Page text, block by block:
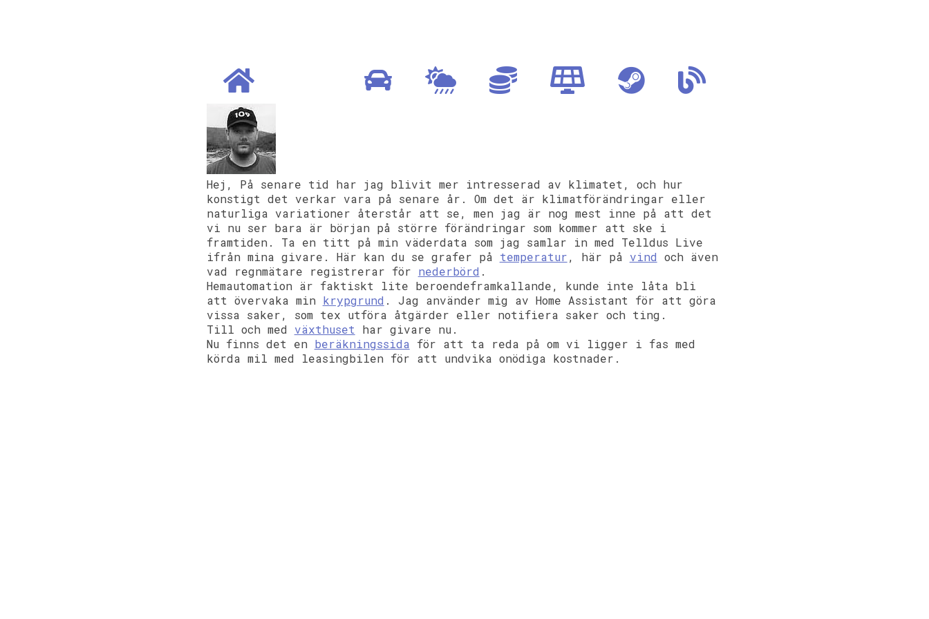
Hej, På senare tid har jag blivit mer intresserad av klimatet, och hur
konstigt det verkar vara på senare år. Om det är klimatförändringar eller
naturliga variationer återstår att se, men jag är nog mest inne på att det
vi nu ser bara är början på större förändringar som kommer att ske i
framtiden. Ta en titt på min väderdata som jag samlar in med Telldus Live
ifrån mina givare. Här kan du se grafer på temperatur, här på vind och även
vad regnmätare registrerar för nederbörd .
Hemautomation är faktiskt lite beroendeframkallande, kunde inte låta bli
att övervaka min krypgrund . Jag använder mig av Home Assistant för att göra
vissa saker, som tex utföra åtgärder eller notifiera saker och ting.
Till och med växthuset har givare nu.
Nu finns det en beräkningssida för att ta reda på om vi ligger i fas med
körda mil med leasingbilen för att undvika onödiga kostnader.